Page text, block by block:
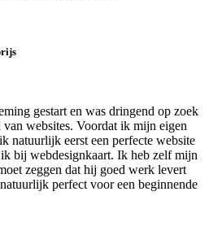
gestart en was dringend op zoek
van websites. Voordat ik mijn eigen
natuurlijk eerst een perfecte website
bij webdesignkaart. Ik heb zelf mijn
zeggen dat hij goed werk levert
perfect voor een beginnende